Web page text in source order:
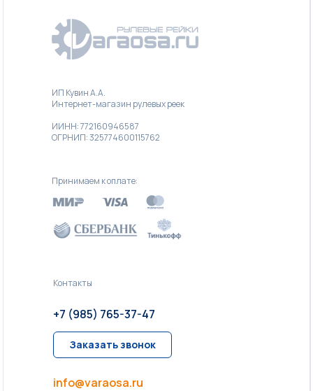
Принимаем к оплате:
Контакты
ИП Кувин А.А.
Интернет-магазин рулевых реек
ИИНН: 772160946587
ОГРНИП: 325774600115762
info@varaosa.ru
+7 (985) 765-37-47
Заказать звонок